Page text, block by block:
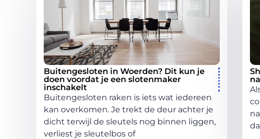
Buitengesloten in Woerden? Dit kun je
doen voordat je een slotenmaker
inschakelt
Buitengesloten raken is iets wat iedereen
kan overkomen. Je trekt de deur achter je
dicht terwijl de sleutels nog binnen liggen,
verliest je sleutelbos of